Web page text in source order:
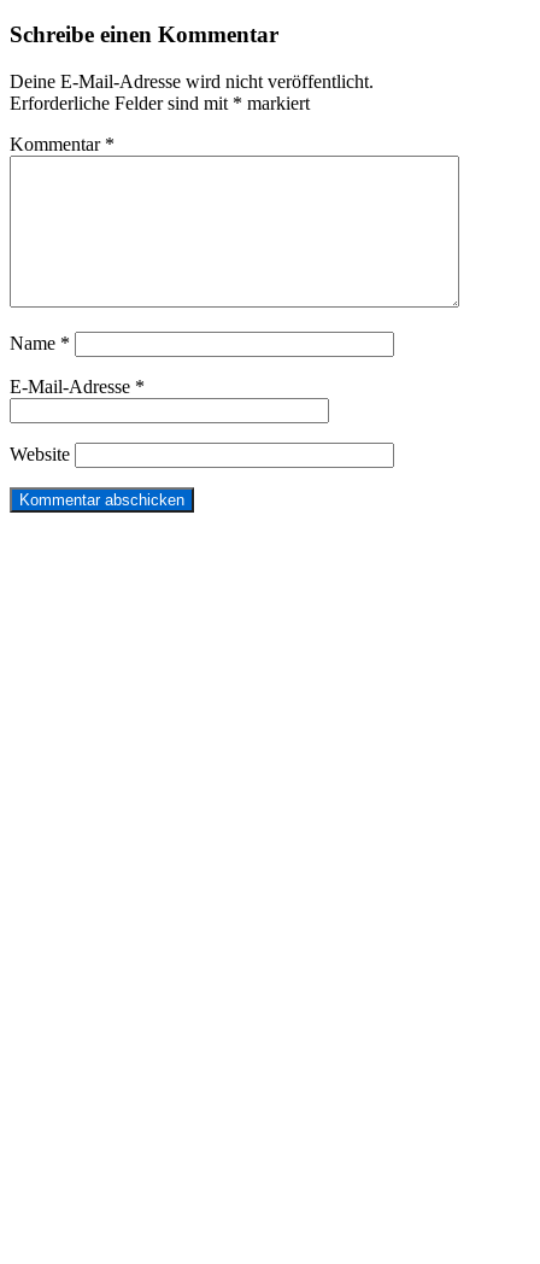
Schreibe einen Kommentar
Deine E-Mail-Adresse wird nicht veröffentlicht.
Erforderliche Felder sind mit * markiert
Kommentar *
Name *
E-Mail-Adresse *
Website